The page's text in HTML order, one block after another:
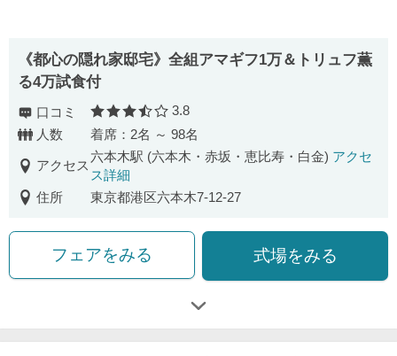
《都心の隠れ家邸宅》全組アマギフ1万＆トリュフ薫
る4万試食付
口コミ 口コミ評価
3.8
人数
着席：2名 ～ 98名
アクセス
六本木駅 (六本木・赤坂・恵比寿・白金) アクセ
ス詳細
住所
東京都港区六本木7-12-27
フェアをみる 式場をみる